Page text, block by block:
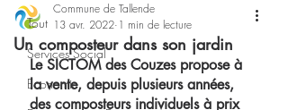
Tout
Services Social
Economie
Un composteur dans son jardin
Commune de Tallende
13 avr. 2022 1 min de lecture
Le SICTOM des Couzes propose à
la vente, depuis plusieurs années,
des composteurs individuels à prix